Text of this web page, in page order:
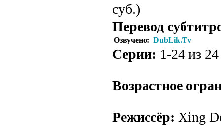
суб.)
Перевод
Озвучено: DubLik.Tv
Серии: 1-24 из
Возрастное
Режиссёр: Xing